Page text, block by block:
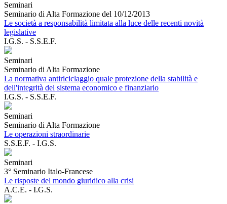
Seminari
Seminario di Alta Formazione del 10/12/2013
Le società a responsabilità limitata alla luce delle recenti novità
legislative
I.G.S. - S.S.E.F.
Seminari
Seminario di Alta Formazione
La normativa antiriciclaggio quale protezione della stabilità e
dell'integrità del sistema economico e finanziario
I.G.S. - S.S.E.F.
Seminari
Seminario di Alta Formazione
Le operazioni straordinarie
S.S.E.F. - I.G.S.
Seminari
3° Seminario Italo-Francese
Le risposte del mondo giuridico alla crisi
A.C.E. - I.G.S.